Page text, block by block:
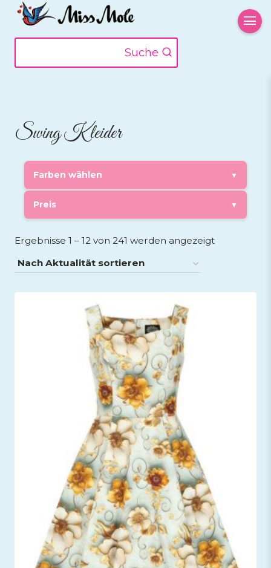
Zum
Inhalt
springen
Suche
Swing Kleider
Farben wählen ▼
Preis ▼
Ergebnisse 1 – 12 von 241 werden angezeigtNach